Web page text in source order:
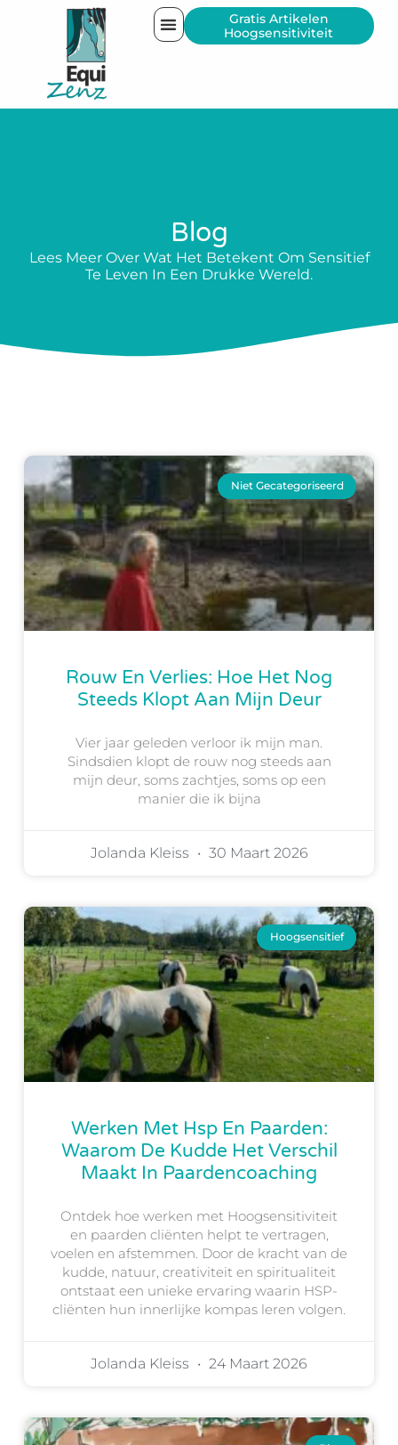
Gratis Artikelen
Hoogsensitiviteit
Blog
Lees Meer Over Wat Het Betekent Om Sensitief
Te Leven In Een Drukke Wereld.
Niet Gecategoriseerd
Rouw En Verlies: Hoe Het Nog
Steeds Klopt Aan Mijn Deur
Vier jaar geleden verloor ik mijn man.
Sindsdien klopt de rouw nog steeds aan
mijn deur, soms zachtjes, soms op een
manier die ik bijna
Jolanda Kleiss 30 Maart 2026
Hoogsensitief
Werken Met Hsp En Paarden:
Waarom De Kudde Het Verschil
Maakt In Paardencoaching
Ontdek hoe werken met Hoogsensitiviteit
en paarden cliënten helpt te vertragen,
voelen en afstemmen. Door de kracht van de
kudde, natuur, creativiteit en spiritualiteit
ontstaat een unieke ervaring waarin HSP-
cliënten hun innerlijke kompas leren volgen.
Jolanda Kleiss 24 Maart 2026